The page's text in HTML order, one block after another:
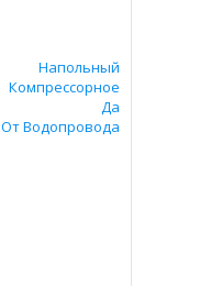
Напольный
Компрессорное
Да
От Водопровода